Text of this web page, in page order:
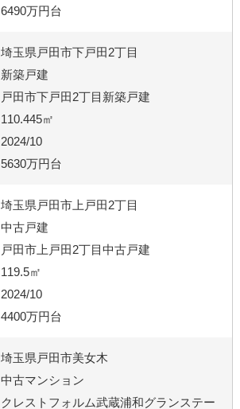
6490万円台
埼玉県戸田市下戸田2丁目
新築戸建
戸田市下戸田2丁目新築戸建
110.445㎡
2024/10
5630万円台
埼玉県戸田市上戸田2丁目
中古戸建
戸田市上戸田2丁目中古戸建
119.5㎡
2024/10
4400万円台
埼玉県戸田市美女木
中古マンション
クレストフォルム武蔵浦和グランステー